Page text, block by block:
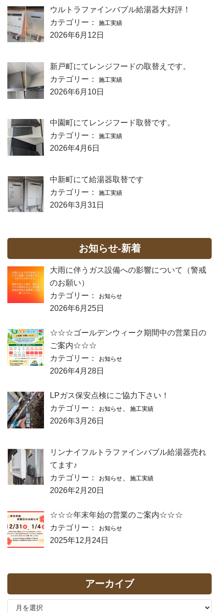
ウルトラファインバブル給湯器大好評！
カテゴリー：
施工実績
2026年6月12日
新戸町にてレンジフードの取替えです。
カテゴリー：
施工実績
2026年6月10日
中園町にてレンジフード取替です。
カテゴリー：
施工実績
2026年4月6日
中新町にて給湯器取替です
カテゴリー：
施工実績
2026年3月31日
お知らせ-新着
大雨に伴うガス設備への影響について（警戒
のお願い）
カテゴリー：
お知らせ
2026年6月25日
☆☆☆ゴールデンウィーク期間中の営業日の
ご案内☆☆☆
カテゴリー：
お知らせ
2026年4月28日
LPガス保安点検にご協力下さい！
カテゴリー：
お知らせ 施工実績
2026年3月26日
リンナイフルトラファインバブル給湯器売れ
てます♪
カテゴリー：
お知らせ 施工実績
2026年2月20日
☆☆☆年末年始の営業のご案内☆☆☆
カテゴリー：
お知らせ
2025年12月24日
アーカイブ